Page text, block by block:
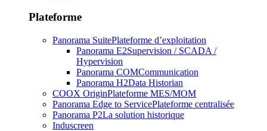
Plateforme
Panorama SuitePlateforme d’exploitation
Panorama E2Supervision / SCADA /
Hypervision
Panorama COMCommunication
Panorama H2Data Historian
COOX OriginPlateforme MES/MOM
Panorama Edge to ServicePlateforme centralisée
Panorama P2La solution historique
Induscreen